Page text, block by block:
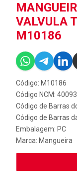
VALVULA
M10186
Código: M10186
Código NCM:
Código de Barras
Código de Barras
Embalagem: PC
Marca: Mangueira